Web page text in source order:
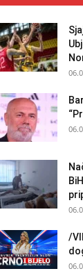
/